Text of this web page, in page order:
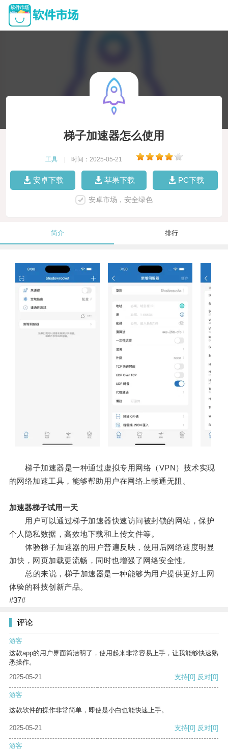
梯子加速器怎么使用
工具 时间：2025-05-21
安卓下载 苹果下载 PC下载
安卓市场，安全绿色
简介 排行
梯子加速器是一种通过虚拟专用网络（VPN）技术实现
的网络加速工具，能够帮助用户在网络上畅通无阻。
加速器梯子试用一天
用户可以通过梯子加速器快速访问被封锁的网站，保护
个人隐私数据，高效地下载和上传文件等。
体验梯子加速器的用户普遍反映，使用后网络速度明显
加快，网页加载更流畅，同时也增强了网络安全性。
总的来说，梯子加速器是一种能够为用户提供更好上网
体验的科技创新产品。
#37#
评论
游客
这款app的用户界面简洁明了，使用起来非常容易上手，让我能够快速熟
悉操作。
2025-05-21
支持[0] 反对[0]
游客
这款软件的操作非常简单，即使是小白也能快速上手。
2025-05-21 支持[0] 反对[0]
游客